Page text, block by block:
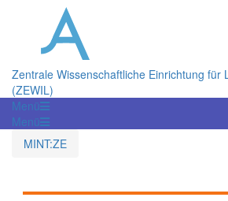
Zentrale Wissenschaftliche Einrichtung für
(ZEWIL)
Menü
Menü
MINT:ZE